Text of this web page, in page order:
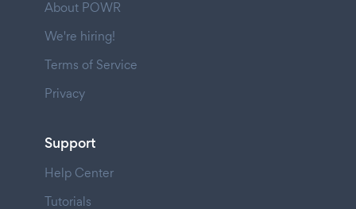
About POWR
We're hiring!
Terms of Service
Privacy
Support
Help Center
Tutorials